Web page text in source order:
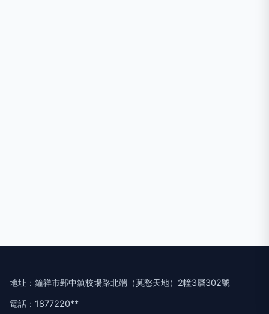
地址：鐘祥市郢中鎮校場路北端（莫愁天地）2幢3層302號
電話：1877220**